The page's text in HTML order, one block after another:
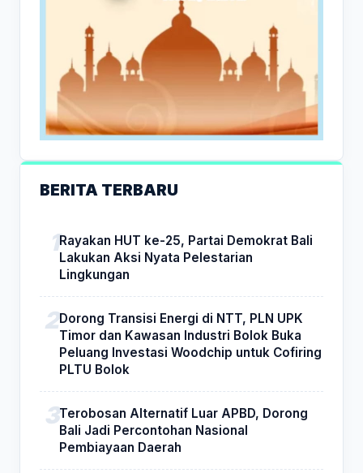
BERITA TERBARU
Rayakan HUT ke-25, Partai Demokrat Bali
Lakukan Aksi Nyata Pelestarian
Lingkungan
Dorong Transisi Energi di NTT, PLN UPK
Timor dan Kawasan Industri Bolok Buka
Peluang Investasi Woodchip untuk Cofiring
PLTU Bolok
Terobosan Alternatif Luar APBD, Dorong
Bali Jadi Percontohan Nasional
Pembiayaan Daerah